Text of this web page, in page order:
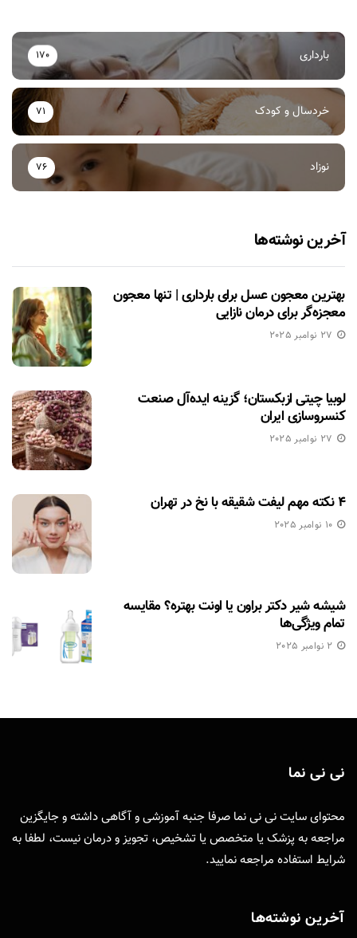
بارداری 170
خردسال و کودک 71
نوزاد 76
آخرین نوشته‌ها
بهترین معجون عسل برای بارداری | تنها معجون
معجزه‌گر برای درمان نازایی
27 نوامبر 2025
لوبیا چیتی ازبکستان؛ گزینه ایده‌آل صنعت
کنسروسازی ایران
27 نوامبر 2025
۴ نکته مهم لیفت شقیقه با نخ در تهران
10 نوامبر 2025
شیشه شیر دکتر براون یا اونت بهتره؟ مقایسه
تمام ویژگی‌ها
2 نوامبر 2025
نی نی نما
محتوای سایت نی نی نما صرفا جنبه آموزشی و آگاهی داشته و جایگزین
مراجعه به پزشک یا متخصص یا تشخیص، تجویز و درمان نیست، لطفا به
شرایط استفاده مراجعه نمایید.
آخرین نوشته‌ها